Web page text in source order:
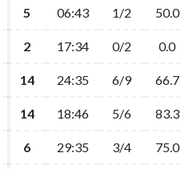
5 06:43 1/2 50.0
2 17:34 0/2 0.0
14 24:35 6/9 66.7
14 18:46 5/6 83.3
6 29:35 3/4 75.0
5 06:43 1/2 50.0
2 17:34 0/2 0.0
14 24:35 6/9 66.7
14 18:46 5/6 83.3
6 29:35 3/4 75.0